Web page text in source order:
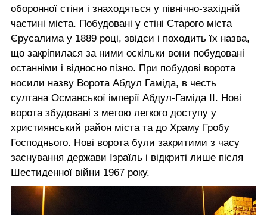
оборонної стіни і знаходяться у північно-західній
частині міста. Побудовані у стіні Старого міста
Єрусалима у 1889 році, звідси і походить їх назва,
що закріпилася за ними оскільки вони побудовані
останніми і відносно пізно. При побудові ворота
носили назву Ворота Абдул Гаміда, в честь
султана Османської імперії Абдул-Гаміда II. Нові
ворота збудовані з метою легкого доступу у
християнський район міста та до Храму Гробу
Господнього. Нові ворота були закритими з часу
заснування держави Ізраїль і відкриті лише після
Шестиденної війни 1967 року.